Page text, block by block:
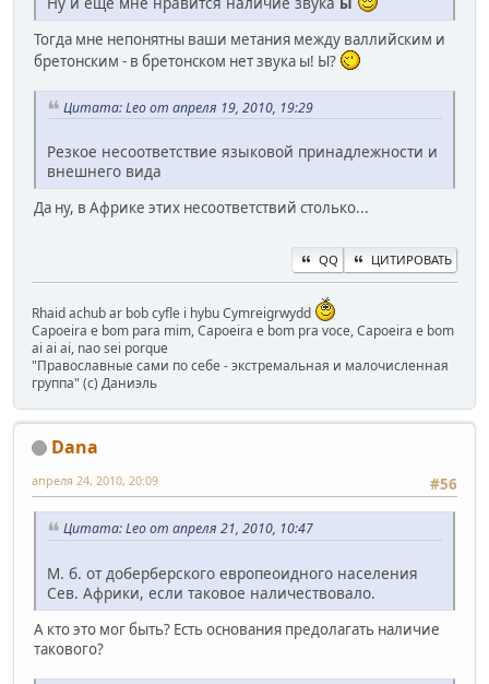
Тогда мне непонятны ваши метания между валлийским и
бретонским - в бретонском нет звука ы! Ы?
Цитата: Leo от апреля 19, 2010, 19:29
Резкое несоответствие языковой принадлежности и
внешнего вида
Да ну, в Африке этих несоответствий столько...
QQ ЦИТИРОВАТЬ
Rhaid achub ar bob cyfle i hybu Cymreigrwydd
Capoeira e bom para mim, Capoeira e bom pra voce, Capoeira e bom
ai ai ai, nao sei porque
"Православные сами по себе - экстремальная и малочисленная
группа" (с) Даниэль
Dana
#56
апреля 24, 2010, 20:09
Цитата: Leo от апреля 21, 2010, 10:47
М. б. от доберберского европеоидного населения
Сев. Африки, если таковое наличествовало.
А кто это мог быть? Есть основания предолагать наличие
такового?